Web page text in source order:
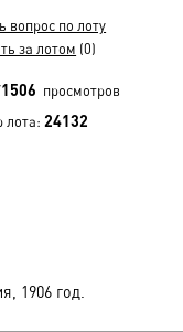
вопрос по лоту
за лотом (0)
1506 просмотров
лота:24132
1906 год.